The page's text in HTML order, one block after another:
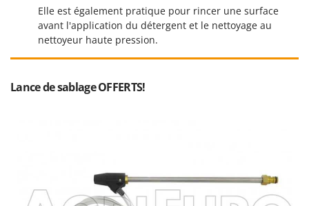
Novital
NuAir
NuovaFac
O
Officine Savioli
Ompagrill
Elle est également pratique pour rincer une surface
avant l'application du détergent et le nettoyage au
nettoyeur haute pression.
Lance de sablage OFFERTS!